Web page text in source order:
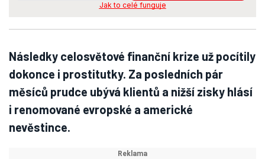
Jak to celé funguje
Následky celosvětové finanční krize už pocítily
dokonce i prostitutky. Za posledních pár
měsíců prudce ubývá klientů a nižší zisky hlásí
i renomované evropské a americké
nevěstince.